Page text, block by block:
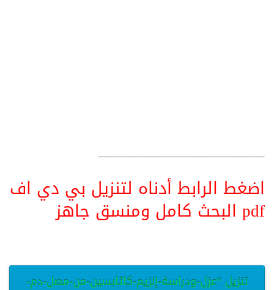
__________________________________
اضغط الرابط أدناه لتنزيل بي دي اف
pdf البحث كامل ومنسق جاهز
تنزيل “عزل-ودراسة-إنزيم-كاثابسين-من-مصل-دم-